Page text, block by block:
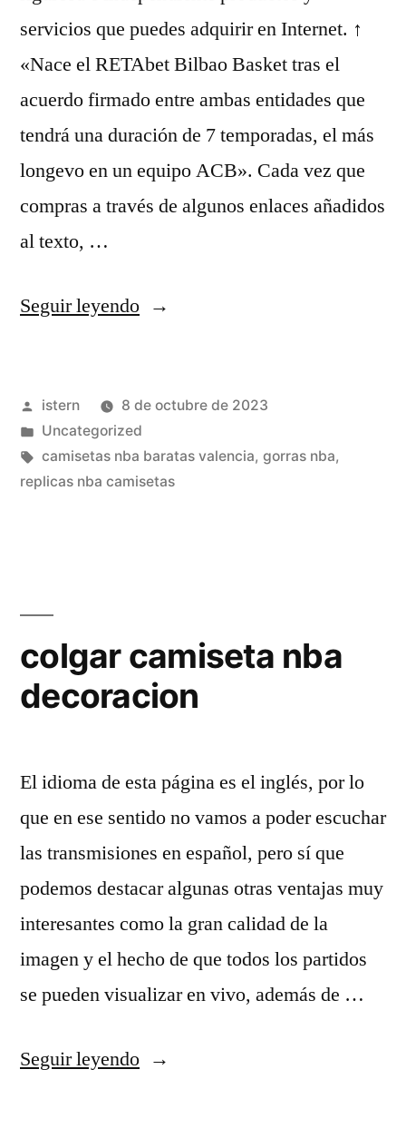
servicios que puedes adquirir en Internet. ↑
«Nace el RETAbet Bilbao Basket tras el
acuerdo firmado entre ambas entidades que
tendrá una duración de 7 temporadas, el más
longevo en un equipo ACB». Cada vez que
compras a través de algunos enlaces añadidos
al texto, …
Seguir leyendo«camisetas
Publicado
por
istern
8 de octubre de 2023
Publicado
en
Uncategorized
Etiquetas:
camisetas nba baratas valencia, gorras nba,
replicas nba camisetas
colgar camiseta nba
decoracion
El idioma de esta página es el inglés, por lo
que en ese sentido no vamos a poder escuchar
las transmisiones en español, pero sí que
podemos destacar algunas otras ventajas muy
interesantes como la gran calidad de la
imagen y el hecho de que todos los partidos
se pueden visualizar en vivo, además de …
Seguir leyendo«colgar